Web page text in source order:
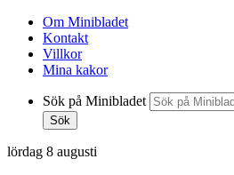
Om Minibladet
Kontakt
Villkor
Mina kakor
Sök på Minibladet
Sök
lördag 8 augusti